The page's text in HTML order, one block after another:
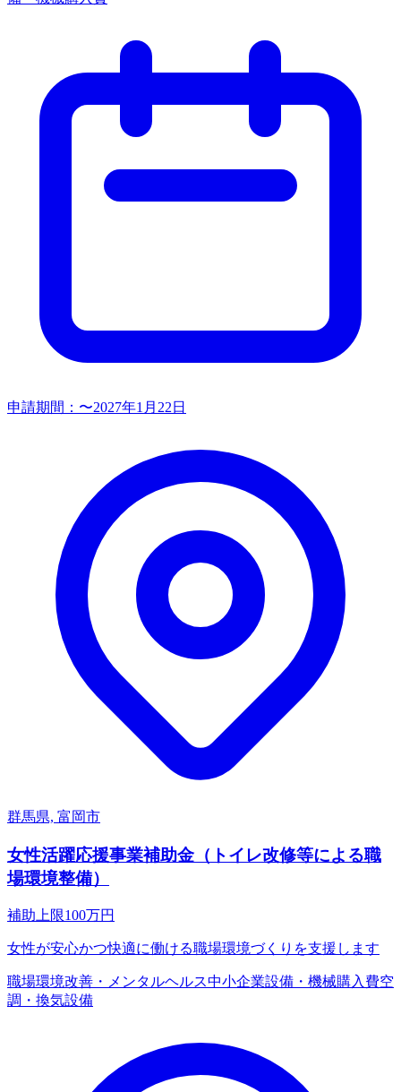
申請期間： 〜2027年1月22日
群馬県, 富岡市
女性活躍応援事業補助金（トイレ改修等による職
場環境整備）
補助上限100万円
女性が安心かつ快適に働ける職場環境づくりを支援します
職場環境改善・メンタルヘルス中小企業設備・機械購入費空
調・換気設備